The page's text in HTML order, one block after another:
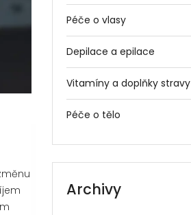
Péče o vlasy
Depilace a epilace
Vitamíny a doplňky stravy
Péče o tělo
Archivy